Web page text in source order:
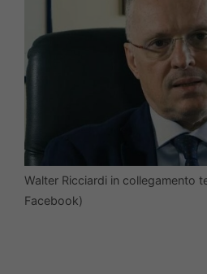
Walter Ricciardi in collegamento
Facebook)